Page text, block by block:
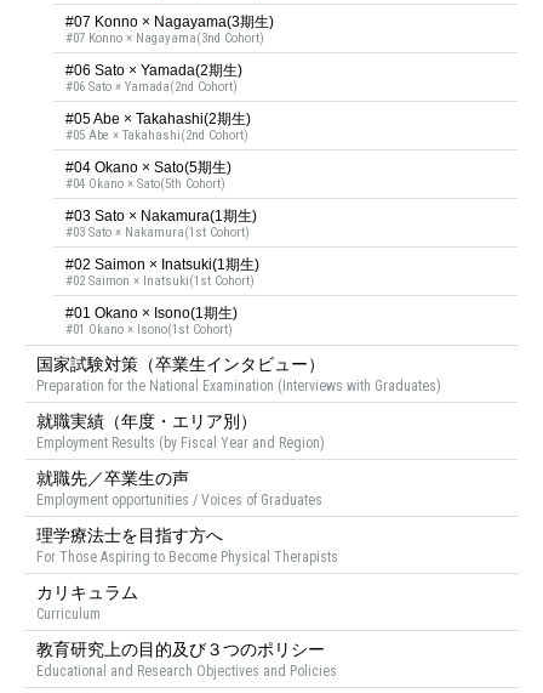
#07 Konno × Nagayama(3期⽣)
#07 Konno × Nagayama(3nd Cohort)
#06 Sato × Yamada(2期⽣)
#06 Sato × Yamada(2nd Cohort)
#05 Abe × Takahashi(2期⽣)
#05 Abe × Takahashi(2nd Cohort)
#04 Okano × Sato(5期生)
#04 Okano × Sato(5th Cohort)
#03 Sato × Nakamura(1期生)
#03 Sato × Nakamura(1st Cohort)
#02 Saimon × Inatsuki(1期生)
#02 Saimon × Inatsuki(1st Cohort)
#01 Okano × Isono(1期生)
#01 Okano × Isono(1st Cohort)
国家試験対策（卒業生インタビュー）
Preparation for the National Examination (Interviews with Graduates)
就職実績（年度・エリア別）
Employment Results (by Fiscal Year and Region)
就職先／卒業生の声
Employment opportunities / Voices of Graduates
理学療法士を目指す方へ
For Those Aspiring to Become Physical Therapists
カリキュラム
Curriculum
教育研究上の目的及び３つのポリシー
Educational and Research Objectives and Policies